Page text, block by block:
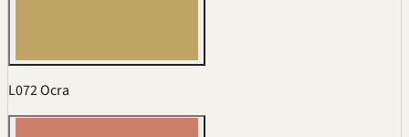
L072 Ocra